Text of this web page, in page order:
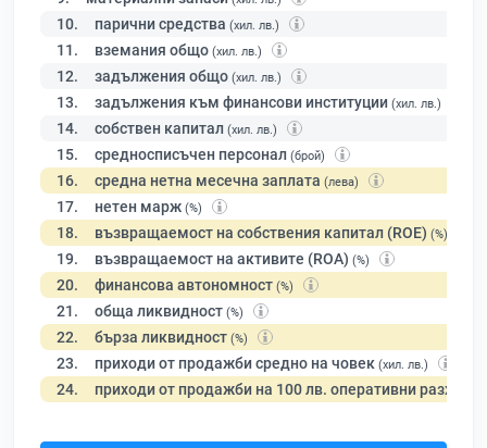
10. парични средства (хил. лв.)
11. вземания общо (хил. лв.)
12. задължения общо (хил. лв.)
13. задължения към финансови институции (хил. лв.)
14. собствен капитал (хил. лв.)
15. средносписъчен персонал (брой)
16. средна нетна месечна заплата (лева)
17. нетен марж (%)
18. възвращаемост на собствения капитал (ROE) (%)
19. възвращаемост на активите (ROA) (%)
20. финансова автономност (%)
21. обща ликвидност (%)
22. бърза ликвидност (%)
23. приходи от продажби средно на човек (хил. лв.)
24. приходи от продажби на 100 лв. оперативни разходи